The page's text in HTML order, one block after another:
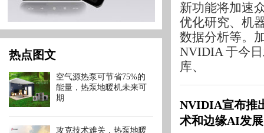
热点图文
空气源热泵可节省75%的
能量，热泵地暖机未来可
期
攻克技术难关，热泵地暖
新功能将加速
优化研究、机
数据分析等。
NVIDIA 于今
库、
NVIDIA宣布推
术和边缘AI发展